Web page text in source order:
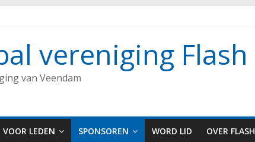
vereniging Flash
van Veendam
VOOR LEDEN SPONSOREN WORD LID OVER FLASH